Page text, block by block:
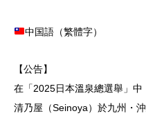
中国語（繁體字）
【公告】
在「2025日本溫泉總選舉」中
清乃屋（Seinoya）於九州・